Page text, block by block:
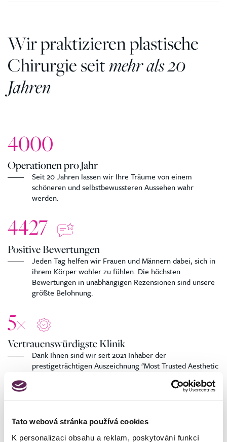
Tato webová stránka používá cookies
K personalizaci obsahu a reklam, poskytování funkcí
Wir praktizieren plastische
Chirurgie seitmehr als 20
Jahren
4000
Operationen pro Jahr
Seit 20 Jahren lassen wir Ihre Träume von einem
schöneren und selbstbewussteren Aussehen wahr
werden.
4427
Positive Bewertungen
Jeden Tag helfen wir Frauen und Männern dabei, sich in
ihrem Körper wohler zu fühlen. Die höchsten
Bewertungen in unabhängigen Rezensionen sind unsere
größte Belohnung.
5×
Vertrauenswürdigste Klinik
Dank Ihnen sind wir seit 2021 Inhaber der
prestigeträchtigen Auszeichnung "Most Trusted Aesthetic